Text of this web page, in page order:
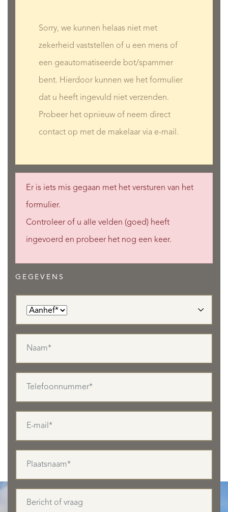
Sorry, we kunnen helaas niet met
zekerheid vaststellen of u een mens of
een geautomatiseerde bot/spammer
bent. Hierdoor kunnen we het formulier
dat u heeft ingevuld niet verzenden.
Probeer het opnieuw of neem direct
contact op met de makelaar via e-mail.
Er is iets mis gegaan met het versturen van het
formulier.
Controleer of u alle velden (goed) heeft
ingevoerd en probeer het nog een keer.
GEGEVENS